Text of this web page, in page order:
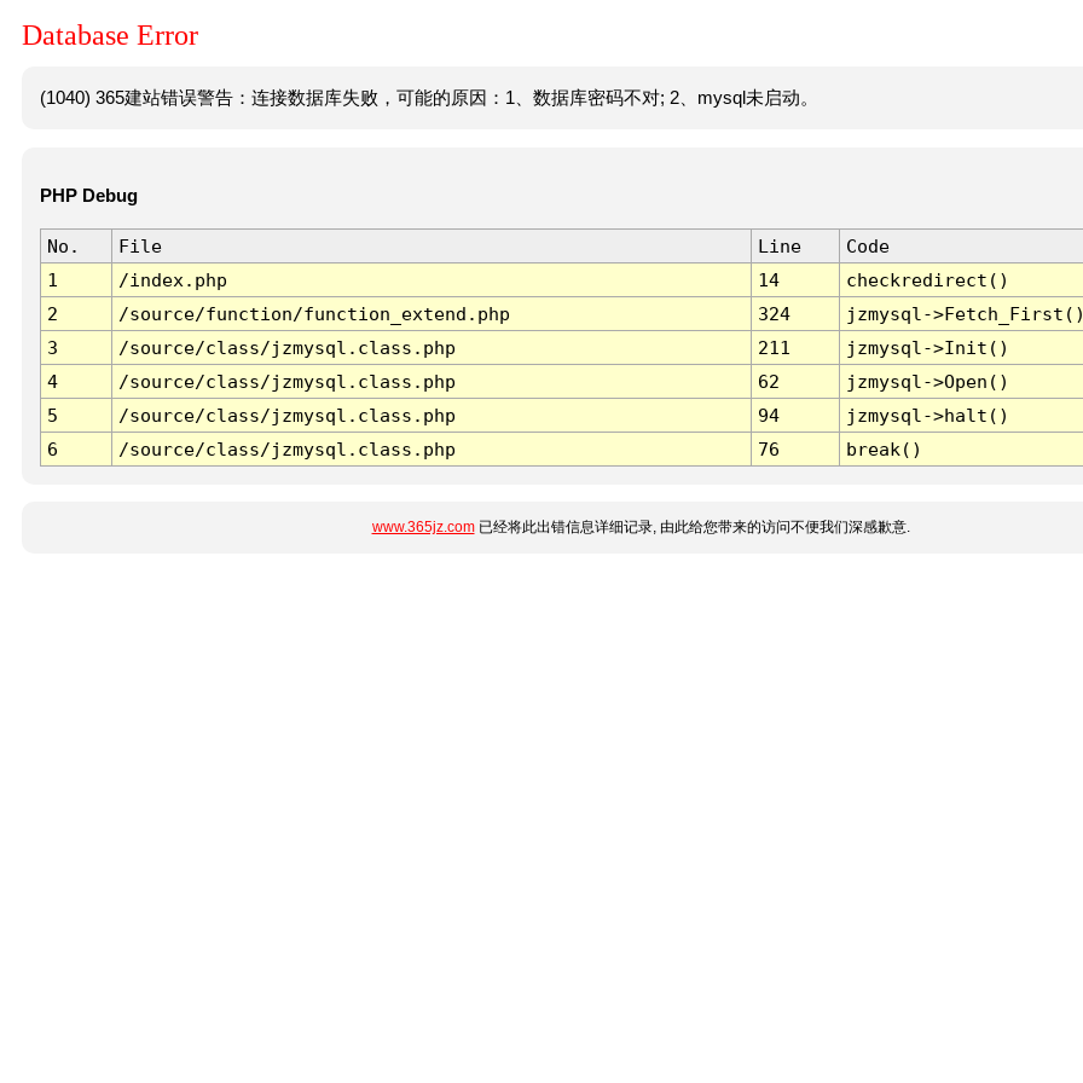
Database Error
(1040) 365建站错误警告：连接数据库失败，可能的原因：1、数据库密码不对; 2、mysql未启动。
PHP Debug
No. File Line
Code
1
/index.php 14
checkredirect()
2
/source/function/function_extend.php 324
jzmysql-
3
/source/class/jzmysql.class.php 211
jzmysql->Init()
4
/source/class/jzmysql.class.php 62
jzmysql->Open()
5
/source/class/jzmysql.class.php 94
jzmysql->halt()
6
/source/class/jzmysql.class.php 76 break()
www.365jz.com已经将此出错信息详细记录, 由此给您带来的访问不便我们深感歉意.